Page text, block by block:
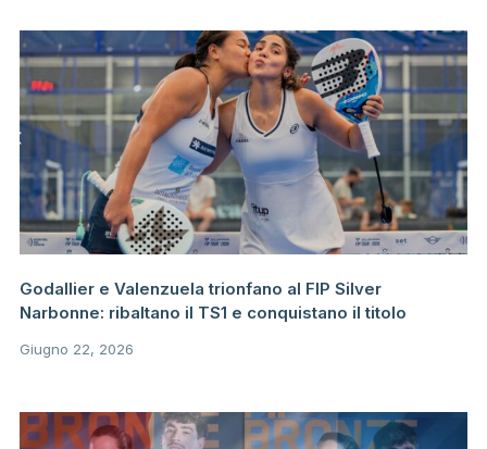
Godallier e Valenzuela trionfano al FIP Silver
Narbonne: ribaltano il TS1 e conquistano il titolo
Giugno 22, 2026